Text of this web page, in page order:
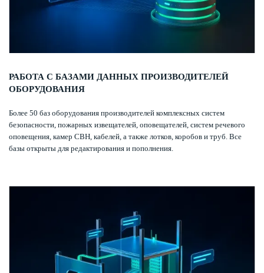
РАБОТА С БАЗАМИ ДАННЫХ ПРОИЗВОДИТЕЛЕЙ
ОБОРУДОВАНИЯ
Более 50 баз оборудования производителей комплексных систем
безопасности, пожарных извещателей, оповещателей, систем речевого
оповещения, камер СВН, кабелей, а также лотков, коробов и труб. Все
базы открыты для редактирования и пополнения.